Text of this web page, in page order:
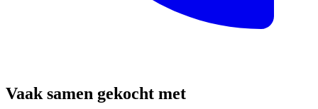
Vaak samen gekocht met